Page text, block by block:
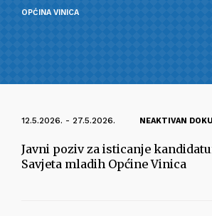
OPĆINA VINICA
12.5.2026. - 27.5.2026. NEAKTIVAN
Javni poziv za isticanje
Savjeta mladih Općine Vinica